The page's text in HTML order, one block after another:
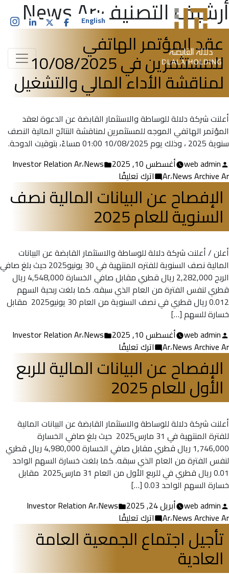
Englishأرشيف التصنيف:News Ar
عقد المؤتمر الهاتفي
للمستثمرين في 10/08/2025
لمناقشة الأداء المالي والتشغيل
أعلنت شركة دلالة للوساطة والاستثمار القابضة عن الدعوة لعقد
المؤتمر الهاتفي الموجه للمستثمرين لمناقشة النتائج المالية النصف
سنوية 2025 ، وذلك يوم 10/08/2025 01:00 مساءً، بتوقيت الدوحة.
تمّ
النشر
بواسطة
web admin أغسطس 10, 2025
نُشر
Investor Relation Ar،News
Ar،News Archive Ar اترك تعليقًا
عقد
المؤتمر
الهاتفي
للمستثمرين
10/08/2025
لمناقشة
الأداء
المالي
والتشغيل
الإفصاح عن البيانات المالية نصف
السنوية للعام 2025
أعلن / أعلنت شركة دلالة للوساطة والاستثمار القابضة عن البيانات
المالية نصف السنوية للفتره المنتهية في ‏30 يونيو‎ 2025حيث بلغ صافي
الربح 2,282,000 ريال قطري مقابل صافي الخسارة 4,548,000 ريال
قطري لنفس الفترة من العام الذي سبقه. كما بلغت ربحية السهم
0.012 ريال قطري في نصف السنوية من العام ‏30 يونيو‎ 2025 مقابل
خسارة للسهم […]
تمّ
النشر
بواسطة
web admin أغسطس 10, 2025
نُشر
Investor Relation Ar،News
Ar،News Archive Ar اترك تعليقًا
الإفصاح
عن
البيانات
المالية
السنوية
للعام
2025
الإفصاح عن البيانات المالية للربع
الأول للعام 2025
أعلنت شركة دلالة للوساطة والاستثمار القابضة عن البيانات المالية
للفترة المنتهية في ‏31 مارس‎ 2025 حيث بلغ صافي الخسارة
1,746,000 ريال قطري مقابل صافي الخسارة 4,980,000 ريال قطري
لنفس الفترة من العام الذي سبقه. كما بلغت خسارة السهم الواحد
0.01 ريال قطري في للربع الأول من العام ‏31 مارس‎ 2025 مقابل
خسارة السهم الواحد 0.03 […]
تمّ
النشر
بواسطة
web admin أبريل 24, 2025
نُشر
Investor Relation Ar،News
Ar،News Archive Ar اترك تعليقًا
عن
تأجيل اجتماع الجمعية العامة
العادية